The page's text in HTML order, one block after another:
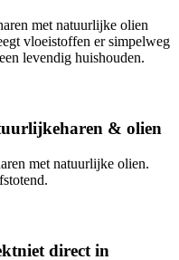
met natuurlijke olien
vloeistoffen er simpelweg
levendig huishouden.
haren & olien
met natuurlijke olien.
niet direct in